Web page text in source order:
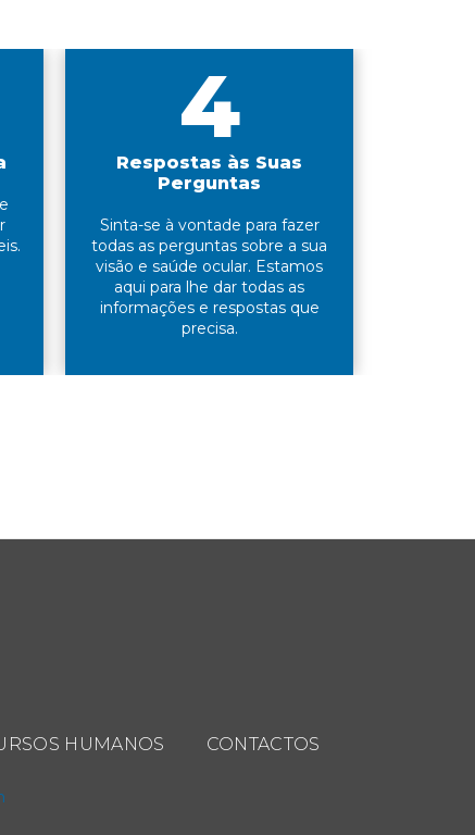
4
Respostas às Suas
Perguntas
Sinta-se à vontade para fazer
todas as perguntas sobre a sua
visão e saúde ocular. Estamos
aqui para lhe dar todas as
informações e respostas que
precisa.
HUMANOS CONTACTOS